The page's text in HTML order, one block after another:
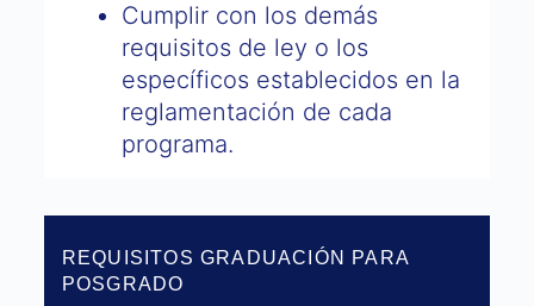
Cumplir con los demás
requisitos de ley o los
específicos establecidos en la
reglamentación de cada
programa.
REQUISITOS GRADUACIÓN PARA
POSGRADO